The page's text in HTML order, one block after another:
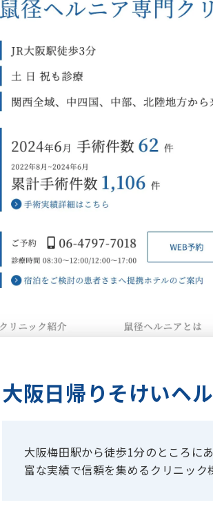
大阪日帰りそけいヘ
大阪梅田駅から徒歩1分のところに
富な実績で信頼を集めるクリニック